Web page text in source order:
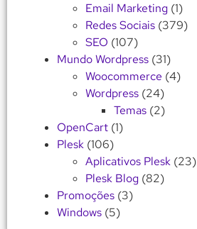
Email Marketing (1)
Redes Sociais (379)
SEO (107)
Mundo Wordpress (31)
Woocommerce (4)
Wordpress (24)
Temas (2)
OpenCart (1)
Plesk (106)
Aplicativos Plesk (23)
Plesk Blog (82)
Promoções (3)
Windows (5)